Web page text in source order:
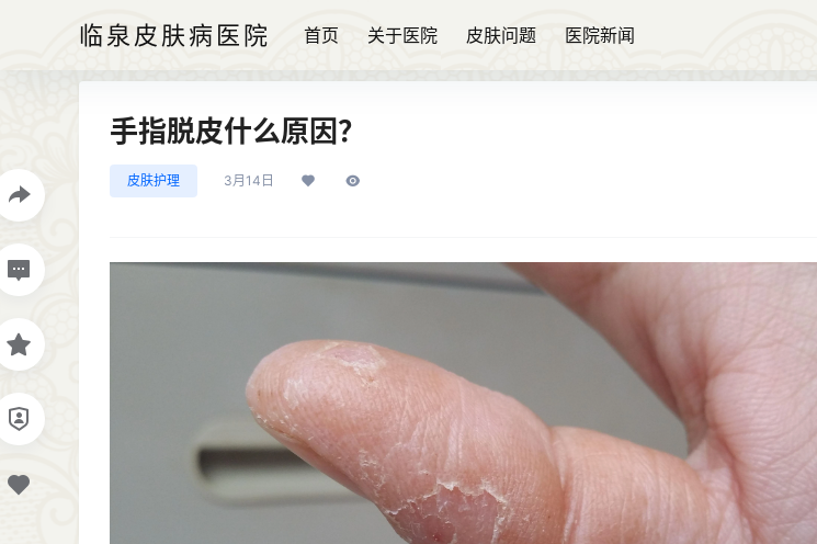
临泉皮肤病医院 首页 关于医院 皮肤问题 医院新闻
手指脱皮什么原因？
皮肤护理 3月14日